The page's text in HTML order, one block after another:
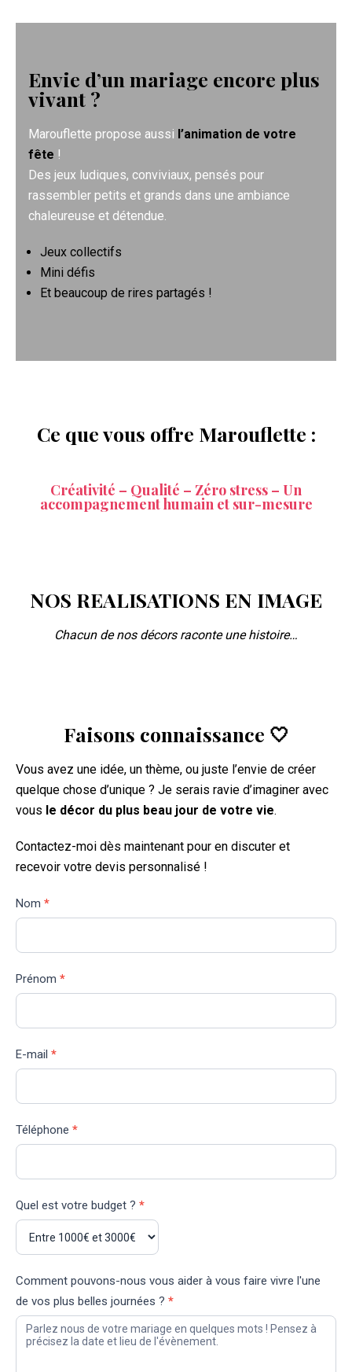
Envie d’un mariage encore plus
vivant ?
Marouflette propose aussi l’animation de votre
fête !
Des jeux ludiques, conviviaux, pensés pour
rassembler petits et grands dans une ambiance
chaleureuse et détendue.
Jeux collectifs
Mini défis
Et beaucoup de rires partagés !
Ce que vous offre Marouflette :
Créativité – Qualité – Zéro stress – Un
accompagnement humain et sur-mesure
NOS REALISATIONS EN IMAGE
Chacun de nos décors raconte une histoire…
Faisons connaissance 🤍
Vous avez une idée, un thème, ou juste l’envie de créer
quelque chose d’unique ? Je serais ravie d’imaginer avec
vous le décor du plus beau jour de votre vie.
Contactez-moi dès maintenant pour en discuter et
recevoir votre devis personnalisé !
Devis
mariage
Nom *
Prénom *
E-mail *
Téléphone *
Quel est votre budget ? *
Comment pouvons-nous vous aider à vous faire vivre l'une
de vos plus belles journées ? *